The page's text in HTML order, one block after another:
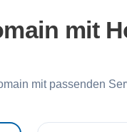
mit
mit passenden